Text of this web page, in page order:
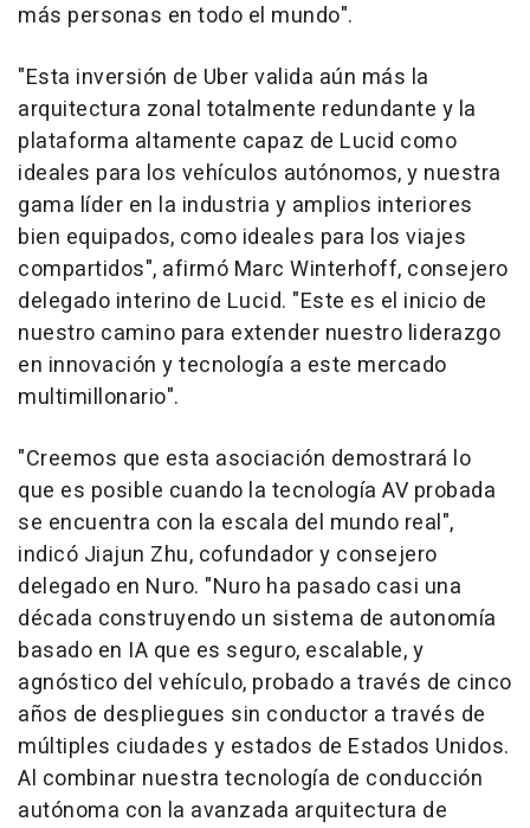
más personas en todo el mundo".
"Esta inversión de Uber valida aún más la
arquitectura zonal totalmente redundante y la
plataforma altamente capaz de Lucid como
ideales para los vehículos autónomos, y nuestra
gama líder en la industria y amplios interiores
bien equipados, como ideales para los viajes
compartidos", afirmó Marc Winterhoff, consejero
delegado interino de Lucid. "Este es el inicio de
nuestro camino para extender nuestro liderazgo
en innovación y tecnología a este mercado
multimillonario".
"Creemos que esta asociación demostrará lo
que es posible cuando la tecnología AV probada
se encuentra con la escala del mundo real",
indicó Jiajun Zhu, cofundador y consejero
delegado en Nuro. "Nuro ha pasado casi una
década construyendo un sistema de autonomía
basado en IA que es seguro, escalable, y
agnóstico del vehículo, probado a través de cinco
años de despliegues sin conductor a través de
múltiples ciudades y estados de Estados Unidos.
Al combinar nuestra tecnología de conducción
autónoma con la avanzada arquitectura de